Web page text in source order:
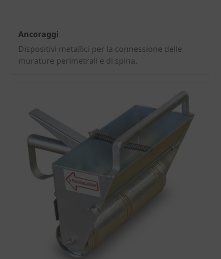
Ancoraggi
Dispositivi metallici per la connessione delle
murature perimetrali e di spina.